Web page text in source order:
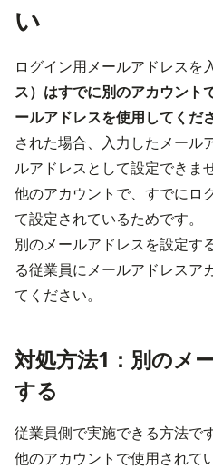
い
ログイン用メールアドレスを
ス）はすでに別のアカウント
ールアドレスを使用してくだ
された場合、入力したメール
ルアドレスとして設定できませ
他のアカウントで、すでにロ
て設定されているためです。
別のメールアドレスを設定す
る従業員にメールアドレスア
てください。
対処方法1：別のメ
する
従業員側で実施できる方法です
他のアカウントで使用されて